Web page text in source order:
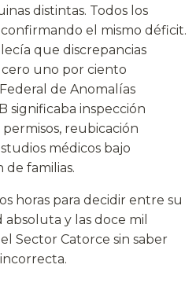
distintas. Todos los
el mismo déficit.
que discrepancias
uno por ciento
de Anomalías
significaba inspección
reubicación
médicos bajo
de familias.
horas para decidir entre su
y las doce mil
Sector Catorce sin saber